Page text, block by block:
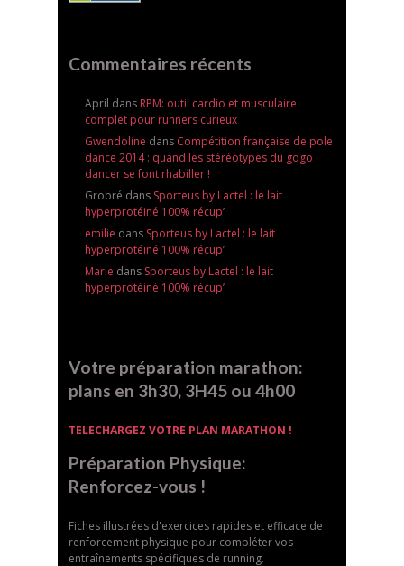
Commentaires récents
April dans RPM: outil cardio et musculaire
complet pour runners curieux
Gwendoline dans Compétition française de pole
dance 2014 : quand les stéréotypes du gogo
dancer se font rhabiller !
Grobré dans Sporteus by Lactel : le lait
hyperprotéiné 100% récup’
emilie dans Sporteus by Lactel : le lait
hyperprotéiné 100% récup’
Marie dans Sporteus by Lactel : le lait
hyperprotéiné 100% récup’
Votre préparation marathon:
plans en 3h30, 3H45 ou 4h00
TELECHARGEZ VOTRE PLAN MARATHON !
Préparation Physique:
Renforcez-vous !
Fiches illustrées d'exercices rapides et efficace de
renforcement physique pour compléter vos
entraînements spécifiques de running.